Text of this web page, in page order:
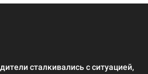
сталкивались с ситуацией,